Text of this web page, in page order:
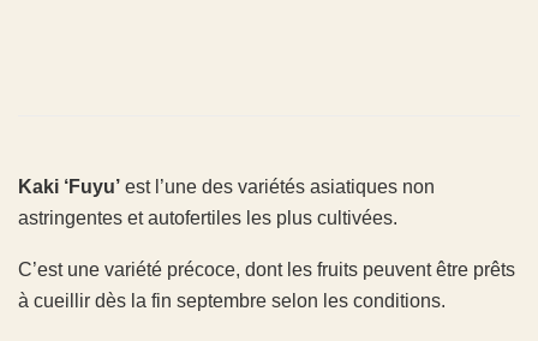
Kaki ‘Fuyu’ est l’une des variétés asiatiques non
astringentes et autofertiles les plus cultivées.
C’est une variété précoce, dont les fruits peuvent être prêts
à cueillir dès la fin septembre selon les conditions.